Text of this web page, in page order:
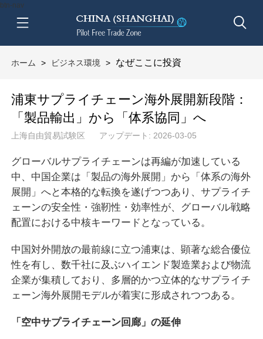
btn-nav
ホーム > ビジネス環境 > なぜここに投資
浦東サプライチェーン海外展開新段階：
「製品輸出」から「体系協同」へ
上海自由貿易試験区 アップデート: 2026-03-05
グローバルサプライチェーンは再編が加速している
中、中国企業は「製品の海外展開」から「体系の海外
展開」へと本格的な転換を遂げつつあり、サプライチ
ェーンの安全性・強靭性・効率性が、グローバル戦略
配置における中核キーワードとなっている。
中国対外開放の最前線に立つ浦東は、顕著な総合優位
性を有し、数千社に及ぶハイエンド製造業および物流
企業が集積しており、多層的かつ立体的なサプライチ
ェーン海外展開モデルが着実に形成されつつある。
「空中サプライチェーン回廊」の延伸